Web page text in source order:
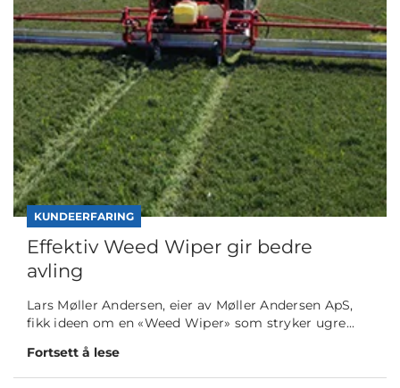
KUNDEERFARING
Effektiv Weed Wiper gir bedre
avling
Lars Møller Andersen, eier av Møller Andersen ApS,
fikk ideen om en «Weed Wiper» som stryker ugre...
Fortsett å lese